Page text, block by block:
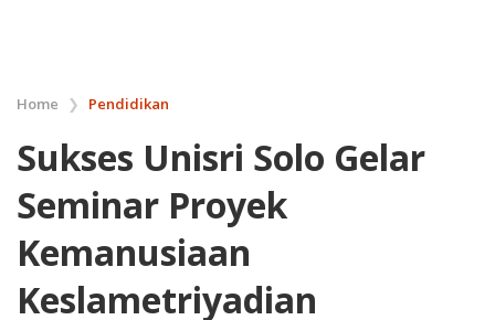
Home ❯ Pendidikan
Sukses Unisri Solo Gelar
Seminar Proyek
Kemanusiaan
Keslametriyadian